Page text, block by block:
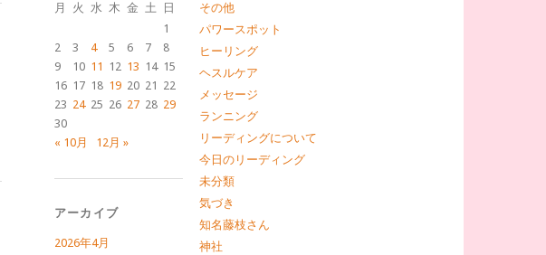
月
火 水 木 金 土
日
1
2
3 4 5 6 7
8
9
10 11 12 13 14 15
16 17 18 19 20 21 22
23 24 25 26 27 28 29
30
« 10月
12月 »
アーカイブ
2026年4月
その他
パワースポット
ヒーリング
ヘスルケア
メッセージ
ランニング
リーディングについて
今日のリーディング
未分類
気づき
知名藤枝さん
神社